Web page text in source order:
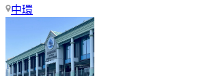
中環